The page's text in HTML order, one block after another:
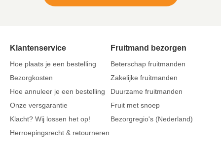
Klantenservice
Hoe plaats je een bestelling
Bezorgkosten
Hoe annuleer je een bestelling
Onze versgarantie
Klacht? Wij lossen het op!
Herroepingsrecht & retourneren
Fruitmand bezorgen
Beterschap fruitmanden
Zakelijke fruitmanden
Duurzame fruitmanden
Fruit met snoep
Bezorgregio's (Nederland)